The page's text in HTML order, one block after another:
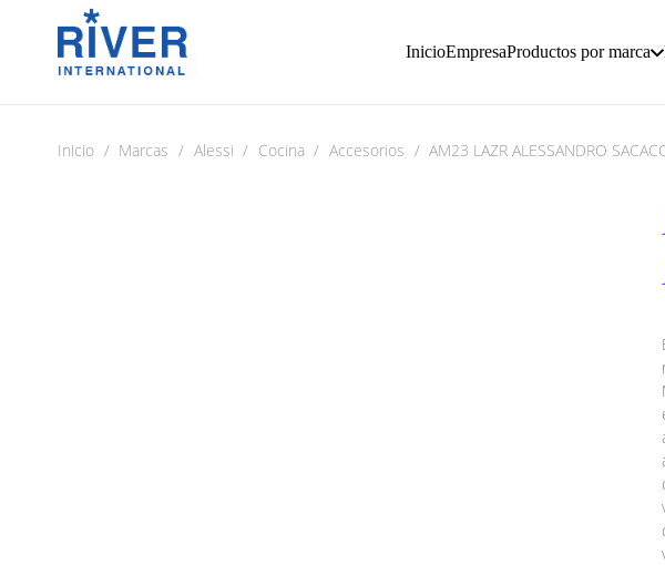
InicioEmpresaProductos por marca
Inicio / Marcas / Alessi / Cocina / Accesorios / AM23 LAZR ALESSANDRO